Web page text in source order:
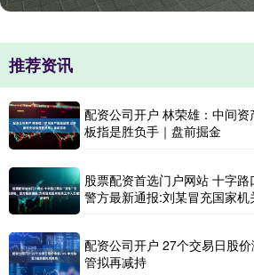
推荐资讯
配资公司开户 林荣雄：中间
板指是胜负手｜盘前掘金
股票配资首选门户网站 十字路
警方最新通报:刘某冒充国家机
配资公司开户 27个交易日股
管拟再减持